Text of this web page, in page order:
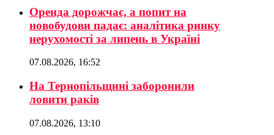
Оренда дорожчає, а попит на
новобудови падає: аналітика ринку
нерухомості за липень в Україні
07.08.2026, 16:52
На Тернопільщині заборонили
ловити раків
07.08.2026, 13:10